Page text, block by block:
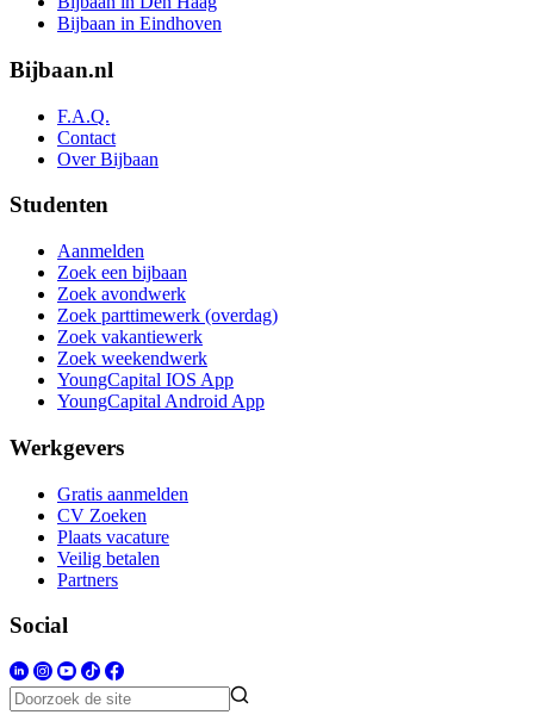
Bijbaan in Eindhoven
Bijbaan.nl
F.A.Q.
Contact
Over Bijbaan
Studenten
Aanmelden
Zoek een bijbaan
Zoek avondwerk
Zoek parttimewerk (overdag)
Zoek vakantiewerk
Zoek weekendwerk
YoungCapital IOS App
YoungCapital Android App
Werkgevers
Gratis aanmelden
CV Zoeken
Plaats vacature
Veilig betalen
Partners
Social